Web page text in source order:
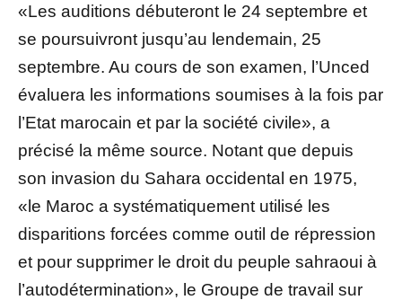
«Les auditions débuteront le 24 septembre et
se poursuivront jusqu’au lendemain, 25
septembre. Au cours de son examen, l’Unced
évaluera les informations soumises à la fois par
l’Etat marocain et par la société civile», a
précisé la même source. Notant que depuis
son invasion du Sahara occidental en 1975,
«le Maroc a systématiquement utilisé les
disparitions forcées comme outil de répression
et pour supprimer le droit du peuple sahraoui à
l’autodétermination», le Groupe de travail sur